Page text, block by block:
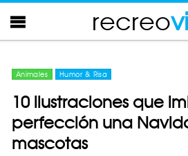
recreo
Animales Humor & Risa
10 ilustraciones que
perfección una
mascotas